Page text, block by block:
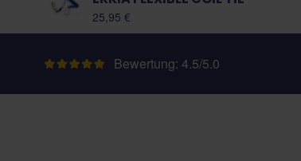
25,95 €
Bewertung: 4.5/5.0